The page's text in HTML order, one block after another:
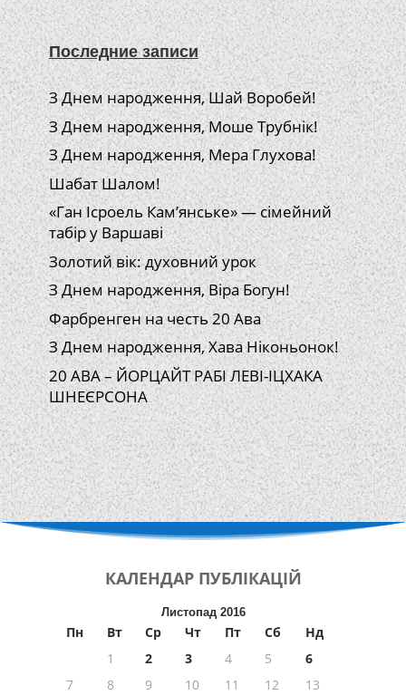
Последние записи
З Днем народження, Шай Воробей!
З Днем народження, Моше Трубнік!
З Днем народження, Мера Глухова!
Шабат Шалом!
«Ган Ісроель Кам’янське» — сімейний
табір у Варшаві
Золотий вік: духовний урок
З Днем народження, Віра Богун!
Фарбренген на честь 20 Ава
З Днем народження, Хава Ніконьонок!
20 АВА – ЙОРЦАЙТ РАБІ ЛЕВІ-ІЦХАКА
ШНЕЄРСОНА
КАЛЕНДАР ПУБЛІКАЦІЙ
Листопад 2016
Пн Вт Ср Чт Пт Сб
Нд
1
2 3 4 5
6
7
8 9 10 11 12
13